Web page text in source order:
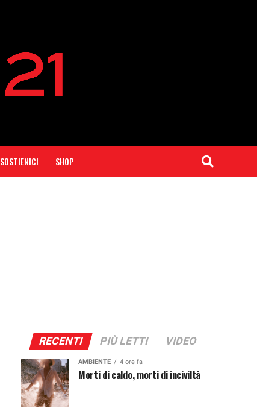
SOSTIENICI SHOP
RECENTI PIÙ LETTI VIDEO
AMBIENTE 4 ore fa
Morti di caldo, morti di inciviltà